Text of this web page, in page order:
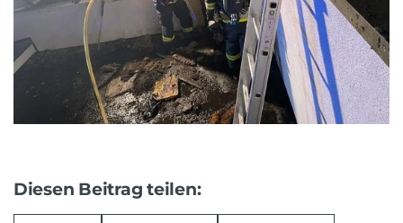
Diesen Beitrag teilen: